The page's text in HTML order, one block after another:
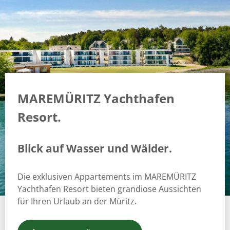
MAREMÜRITZ Yachthafen
Resort.
Blick auf Wasser und Wälder.
Die exklusiven Appartements im MAREMÜRITZ
Yachthafen Resort bieten grandiose Aussichten
für Ihren Urlaub an der Müritz.